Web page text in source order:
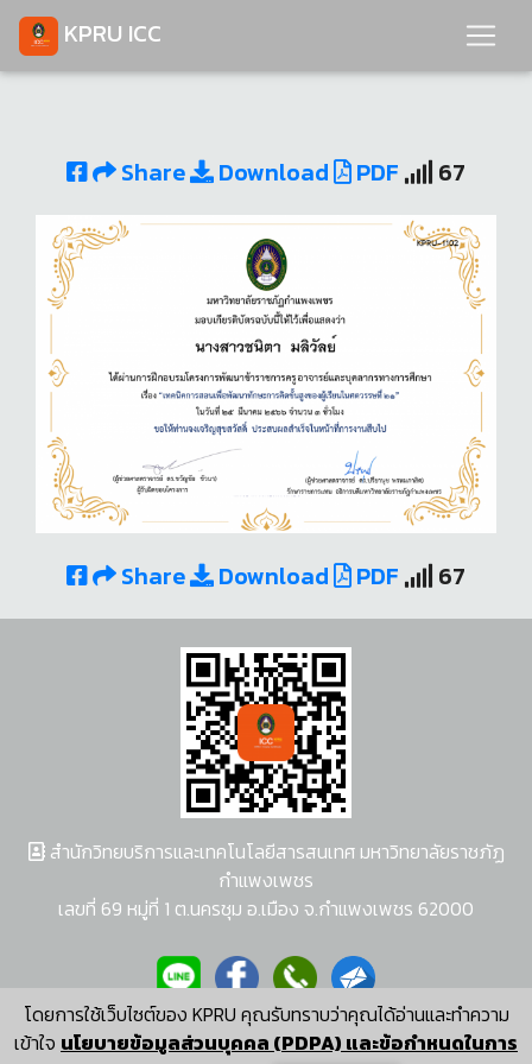
KPRU ICC
Share Download PDF 67
Share Download PDF 67
โดยการใช้เว็บไซต์ของ KPRU คุณรับทราบว่าคุณได้อ่านและทำความ
เข้าใจ นโยบายข้อมูลส่วนบุคคล (PDPA) และข้อกำหนดในการ
สำนักวิทยบริการและเทคโนโลยีสารสนเทศ มหาวิทยาลัยราชภัฏ
กำแพงเพชร
เลขที่ 69 หมู่ที่ 1 ต.นครชุม อ.เมือง จ.กำแพงเพชร 62000
ผู้พัฒนาระบบ อนุชา พวงผกา